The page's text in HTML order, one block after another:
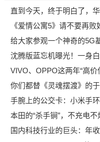
直到今天，终于明白了，
《爱情公寓5》请不要再败
给大家参观一个神奇的5G
沈腾版蓝忘机曝光！一身
VIVO、OPPO这两年“高价
你们都替《灵魂摆渡》的
手腕上的公交卡：小米手
本田的“杀手锏”，不充电不
国内科技行业的巨头：年